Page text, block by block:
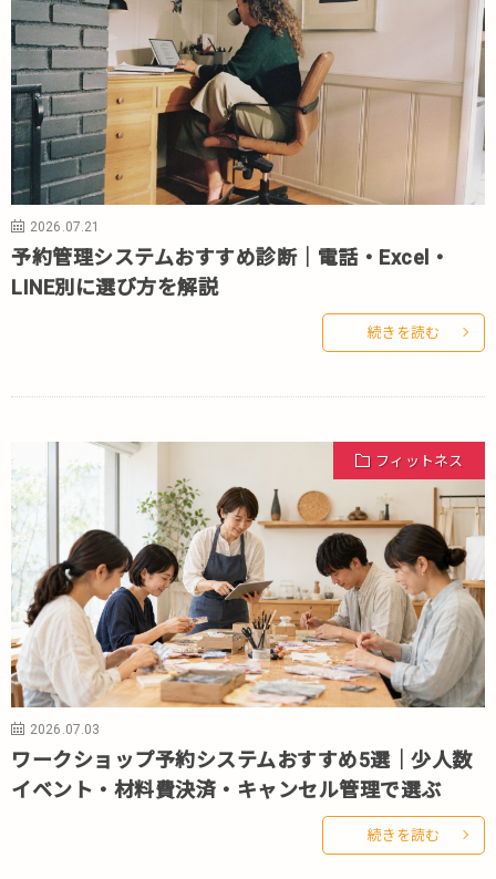
2026.07.21
予約管理システムおすすめ診断｜電話・Excel・
LINE別に選び方を解説
続きを読む
フィットネス
2026.07.03
ワークショップ予約システムおすすめ5選｜少人数
イベント・材料費決済・キャンセル管理で選ぶ
続きを読む